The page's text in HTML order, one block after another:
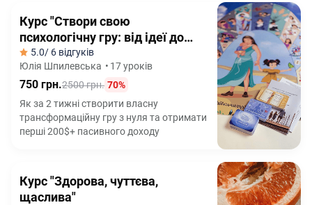
Курс "Створи свою
психологічну гру: від ідеї до
продажів"
5.0/ 6 відгуків
Юлія Шпилевська • 17 уроків
750 грн.2500 грн. 70%
Як за 2 тижні створити власну
трансформаційну гру з нуля та отримати
перші 200$+ пасивного доходу
Курс "Здорова, чуттєва,
щаслива"